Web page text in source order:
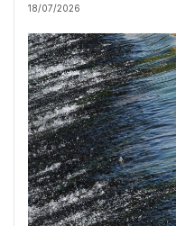
18/07/2026